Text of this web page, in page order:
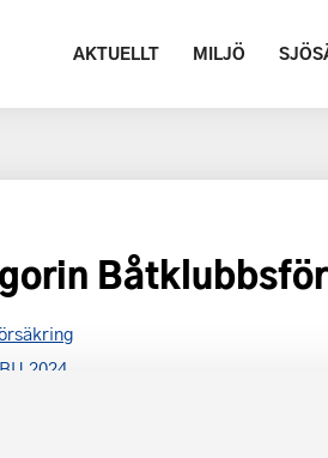
AKTUELLT MILJÖ
2024